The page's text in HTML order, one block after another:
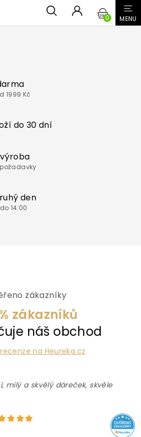
1999 Kč
do 30 dní
den
14:00
zákazníky
zákazníků
náš obchod
na Heureka.cz
milý a skvělý dáreček, skvěle